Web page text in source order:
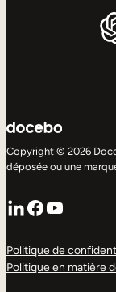
Copyright © 2026
déposée ou une
LinkedIn
Facebook
YouTube
Politique de
Politique en matière